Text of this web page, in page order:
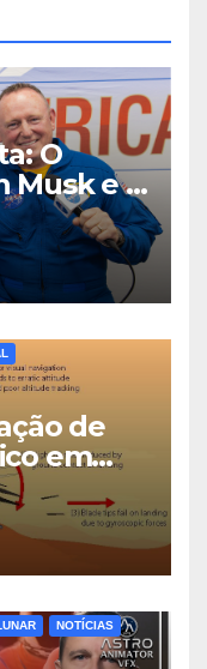
O
Musk e a
das
no Voo
de
em
do
NOTÍCIAS